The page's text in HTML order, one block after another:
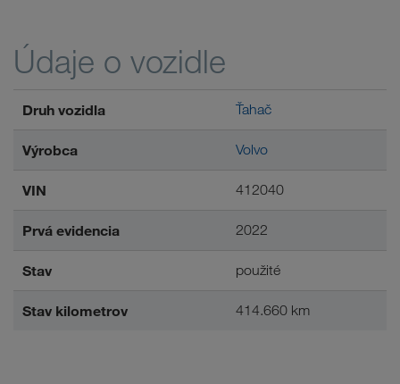
Údaje o vozidle
Druh vozidla Ťahač
Výrobca Volvo
VIN 412040
Prvá evidencia 2022
Stav použité
Stav kilometrov 414.660 km